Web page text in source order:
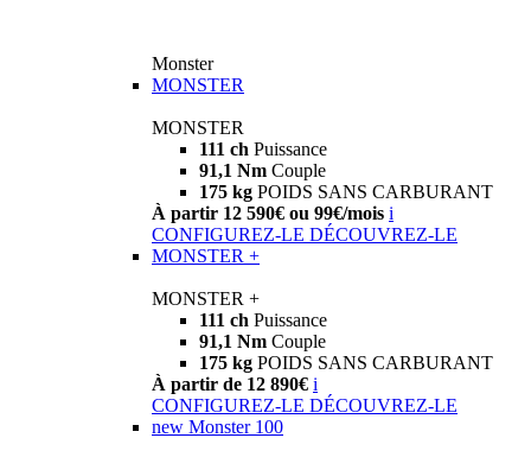
Monster
MONSTER
MONSTER
111 ch Puissance
91,1 Nm Couple
175 kg POIDS SANS CARBURANT
À partir 12 590€ ou 99€/mois i
CONFIGUREZ-LE DÉCOUVREZ-LE
MONSTER +
MONSTER +
111 ch Puissance
91,1 Nm Couple
175 kg POIDS SANS CARBURANT
À partir de 12 890€ i
CONFIGUREZ-LE DÉCOUVREZ-LE
new Monster 100